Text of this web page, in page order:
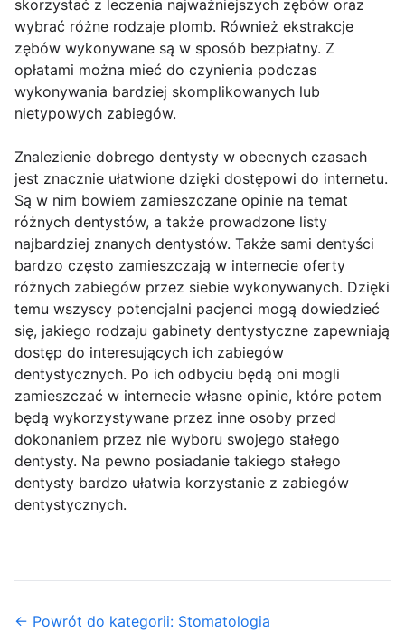
skorzystać z leczenia najważniejszych zębów oraz
wybrać różne rodzaje plomb. Również ekstrakcje
zębów wykonywane są w sposób bezpłatny. Z
opłatami można mieć do czynienia podczas
wykonywania bardziej skomplikowanych lub
nietypowych zabiegów.
Znalezienie dobrego dentysty w obecnych czasach
jest znacznie ułatwione dzięki dostępowi do internetu.
Są w nim bowiem zamieszczane opinie na temat
różnych dentystów, a także prowadzone listy
najbardziej znanych dentystów. Także sami dentyści
bardzo często zamieszczają w internecie oferty
różnych zabiegów przez siebie wykonywanych. Dzięki
temu wszyscy potencjalni pacjenci mogą dowiedzieć
się, jakiego rodzaju gabinety dentystyczne zapewniają
dostęp do interesujących ich zabiegów
dentystycznych. Po ich odbyciu będą oni mogli
zamieszczać w internecie własne opinie, które potem
będą wykorzystywane przez inne osoby przed
dokonaniem przez nie wyboru swojego stałego
dentysty. Na pewno posiadanie takiego stałego
dentysty bardzo ułatwia korzystanie z zabiegów
dentystycznych.
← Powrót do kategorii: Stomatologia